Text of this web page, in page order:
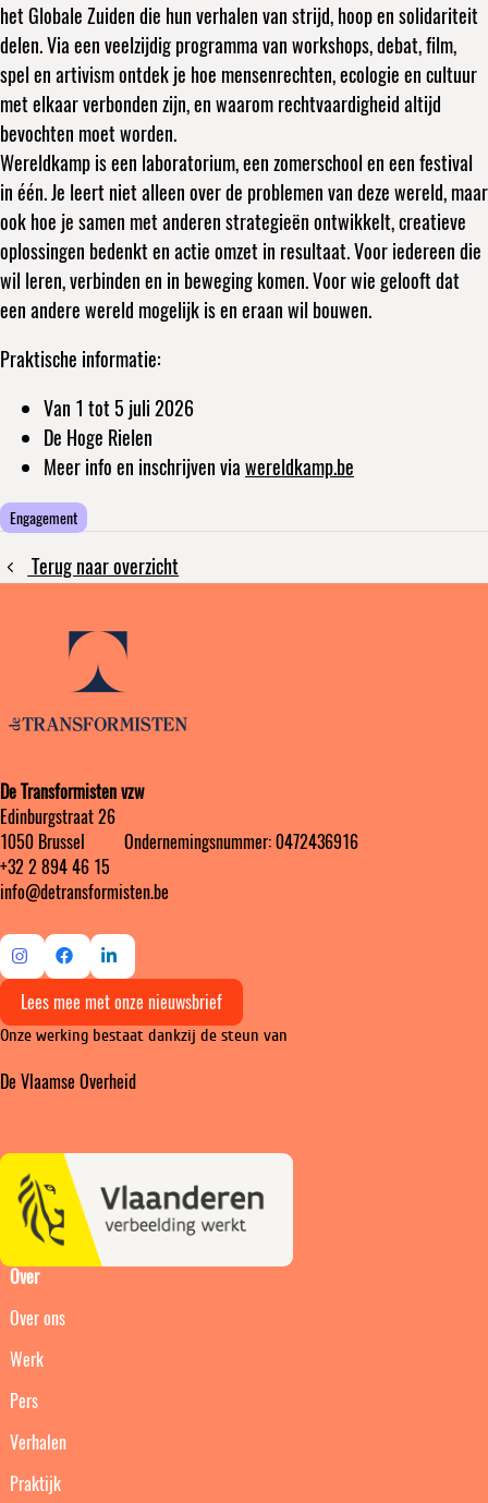
het Globale Zuiden die hun verhalen van strijd, hoop en solidariteit
delen. Via een veelzijdig programma van workshops, debat, film,
spel en artivism ontdek je hoe mensenrechten, ecologie en cultuur
met elkaar verbonden zijn, en waarom rechtvaardigheid altijd
bevochten moet worden.
Wereldkamp is een laboratorium, een zomerschool en een festival
in één. Je leert niet alleen over de problemen van deze wereld, maar
ook hoe je samen met anderen strategieën ontwikkelt, creatieve
oplossingen bedenkt en actie omzet in resultaat. Voor iedereen die
wil leren, verbinden en in beweging komen. Voor wie gelooft dat
een andere wereld mogelijk is en eraan wil bouwen.
Praktische informatie:
Van 1 tot 5 juli 2026
De Hoge Rielen
Meer info en inschrijven via wereldkamp.be
Engagement
Terug naar overzicht
De Transformisten vzw
Edinburgstraat 26
1050 Brussel ‎ ‎‎‎ ‎ ‎ ‎ ‎ ‎ ‎ Ondernemingsnummer: 0472436916
+32 2 894 46 15
info@detransformisten.be
Ga
naar
Instagram
naar
Facebook
Ga
naar
LinkedIn
Over
Over ons
Werk
Pers
Verhalen
Praktijk
Lees mee met onze nieuwsbrief
Onze werking bestaat dankzij de steun van
De Vlaamse Overheid